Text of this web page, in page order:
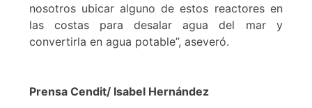
nosotros ubicar alguno de estos reactores en
las costas para desalar agua del mar y
convertirla en agua potable”, aseveró.
Prensa Cendit/ Isabel Hernández